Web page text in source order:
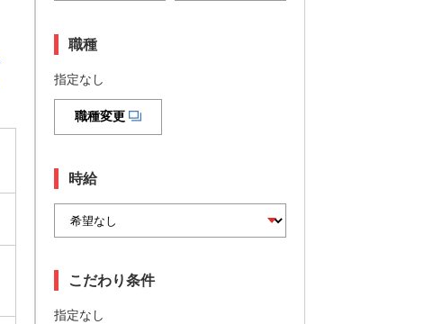
職種
指定なし
職種変更
時給
こだわり条件
指定なし